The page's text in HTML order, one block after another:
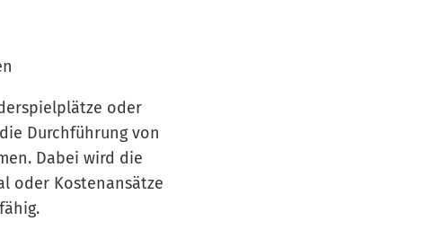
oder
Durchführung von
Dabei wird die
oder Kostenansätze